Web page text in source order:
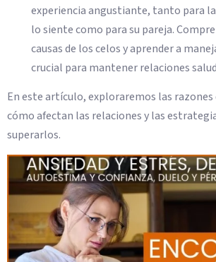
experiencia angustiante, tanto para
lo siente como para su pareja.
causas de los celos y aprender a
crucial para mantener relaciones
En este artículo, exploraremos las razones
cómo afectan las relaciones y las
superarlos.